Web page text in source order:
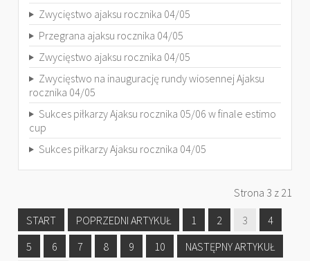
Zwycięstwo ajaksu rocznika 04/05
Przegrana ajaksu rocznika 04/05
Zwycięstwo ajaksu rocznika 04/05
Zwycięstwo na inaugurację rundy wiosennej Ajaksu
rocznika 04/05
Sukces piłkarzy Ajaksu rocznika 05/06 w finale estimo
cup
Sukces piłkarzy Ajaksu rocznika 04/05
Strona 3 z 21
START
POPRZEDNI ARTYKUŁ 1 2 3
4
5
6 7 8 9 10
NASTĘPNY ARTYKUŁ